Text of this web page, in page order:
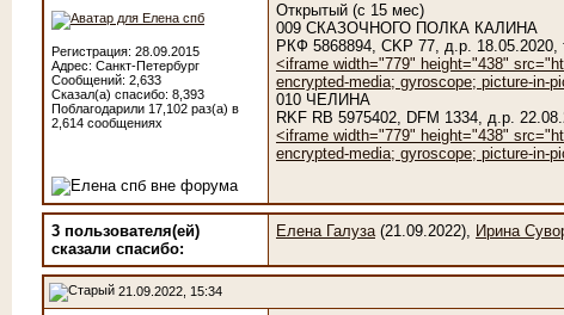
Регистрация: 28.09.2015
Адрес: Санкт-Петербург
Сообщений: 2,633
Сказал(а) спасибо: 8,393
Поблагодарили 17,102 раз(а) в
2,614 сообщениях
Открытый (с 15 мес)
009 СКАЗОЧНОГО ПОЛКА КАЛИНА
РКФ 5868894, CKP 77, д.р.
<iframe width="779" height="438"
encrypted-media; gyroscope; picture-in-
010 ЧЕЛИНА
RKF RB 5975402, DFM 1334, д.р.
<iframe width="779" height="438"
encrypted-media; gyroscope; picture-in-
3 пользователя(ей)
сказали cпасибо:
Елена Галуза(21.09.2022), Ирина
21.09.2022, 15:34